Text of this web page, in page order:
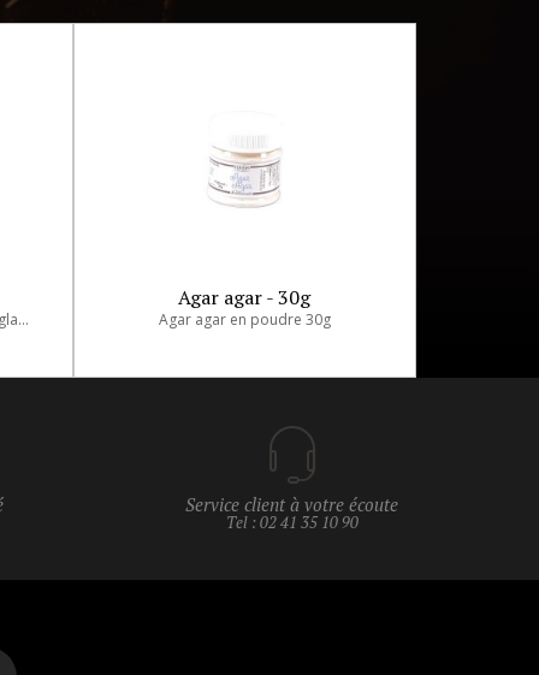
Stabilisateur pour glaces, crèmes glacées et surtout sorbets acides.
Agar agar - 30g
Agar agar en poudre 30g
Service client à votre écoute
Tel : 02 41 35 10 90